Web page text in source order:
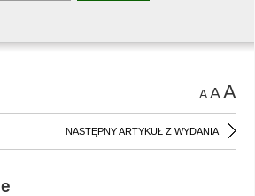
AAA
NASTĘPNY ARTYKUŁ Z WYDANIA